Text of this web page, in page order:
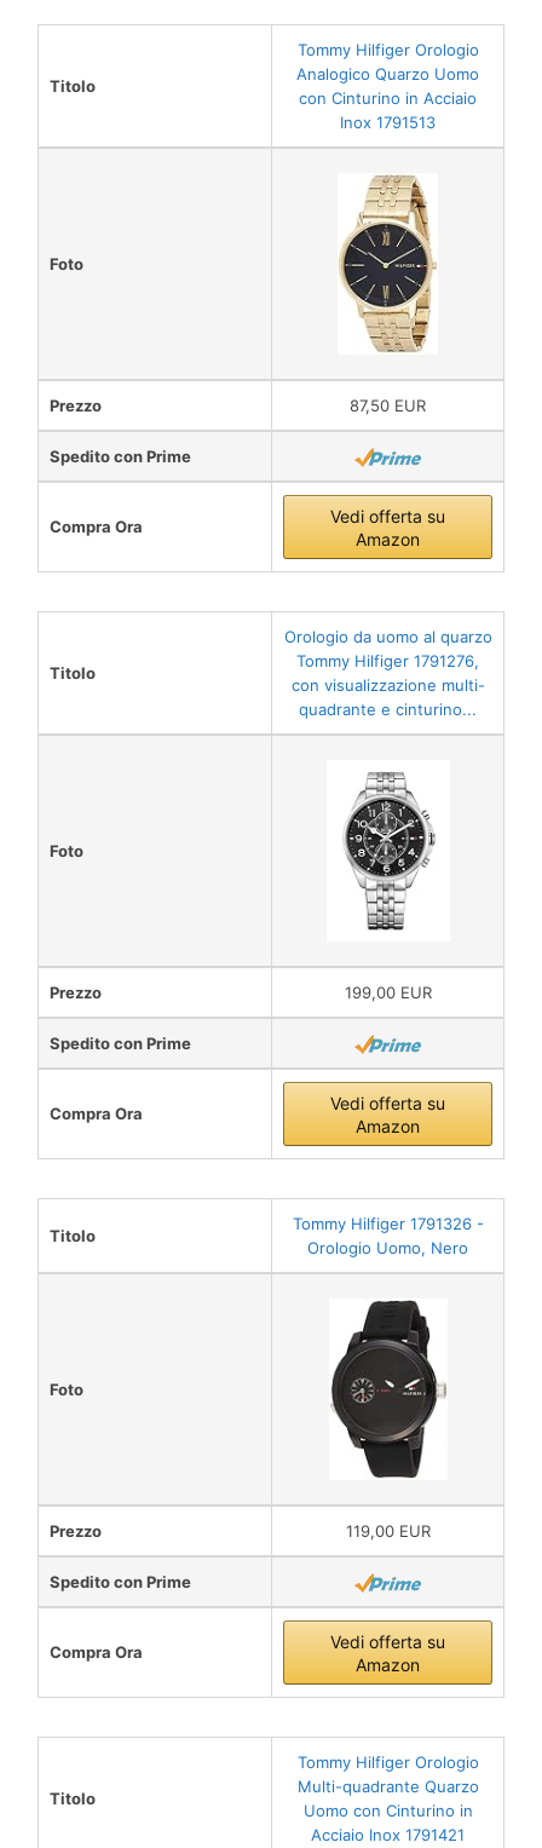
Titolo
Tommy Hilfiger Orologio
Analogico Quarzo Uomo
con Cinturino in Acciaio
Inox 1791513
Foto
Prezzo 87,50 EUR
Spedito con Prime
Compra Ora
Vedi offerta su
Amazon
Titolo
Orologio da uomo al quarzo
Tommy Hilfiger 1791276,
con visualizzazione multi-
quadrante e cinturino...
Foto
Prezzo 199,00 EUR
Spedito con Prime
Compra Ora
Vedi offerta su
Amazon
Titolo
Tommy Hilfiger 1791326 -
Orologio Uomo, Nero
Foto
Prezzo 119,00 EUR
Spedito con Prime
Compra Ora
Vedi offerta su
Amazon
Titolo
Tommy Hilfiger Orologio
Multi-quadrante Quarzo
Uomo con Cinturino in
Acciaio Inox 1791421